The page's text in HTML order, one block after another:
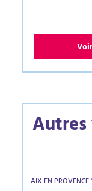
AIX EN PROVENCE